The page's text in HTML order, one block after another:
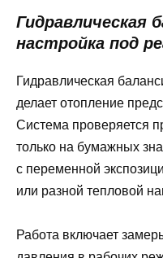
Гидравлическая
настройка под
Гидравлическая
делает отопление
Система проверяется
только на бумажных
с переменной
или разной тепловой
Работа включает